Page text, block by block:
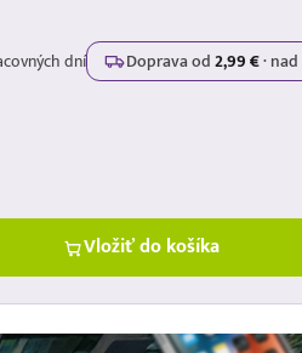
dní Doprava od2,99 €·nad
Vložiť do košíka